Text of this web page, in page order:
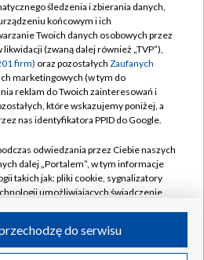
TVP
TVP
Sklep TVP
Reklamy
Handlowa
w TVP
Programowa
przetargowe
Telewizyjna
TVP
prywatności
Moje zgody
reklamy
Kanały
Spółka Akcyjna w likwidacji
śledzenia i zbierania danych,
końcowym i ich
Twoich danych osobowych przez
likwidacji (zwaną dalej również „TVP”),
firm) oraz pozostałych Zaufanych
marketingowych (w tym do
reklam do Twoich zainteresowań i
które wskazujemy poniżej, a
nas identyfikatora PPID do Google.
odwiedzania przez Ciebie naszych
dalej „Portalem”, w tym informacje
takich jak: pliki cookie, sygnalizatory
umożliwiających świadczenie
do serwisu